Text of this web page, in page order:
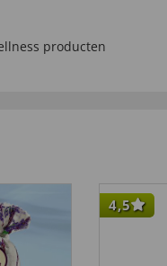
producten
4,5